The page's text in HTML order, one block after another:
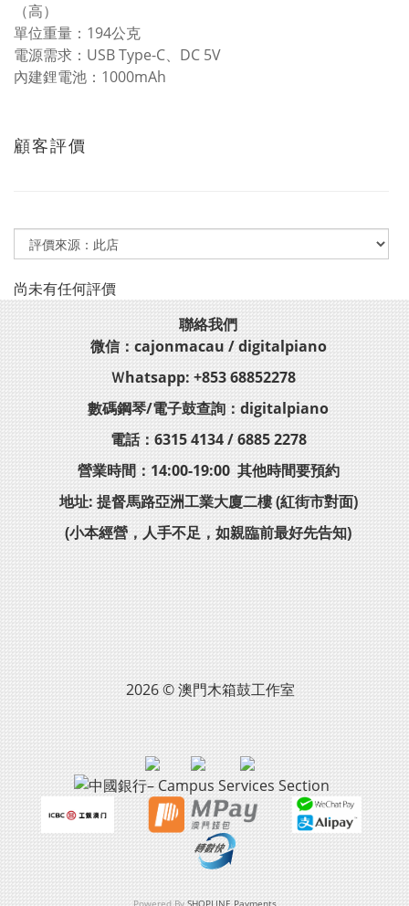
（高）
單位重量：194公克
電源需求：USB Type-C、DC 5V
內建鋰電池：1000mAh
顧客評價
尚未有任何評價
聯絡我們
微信：cajonmacau / digitalpiano
Ｗhatsapp: +853 68852278
數碼鋼琴/電子鼓查詢：digitalpiano
電話：6315 4134 / 6885 2278
營業時間：14:00-19:00 其他時間要預約
地址: 提督馬路亞洲工業大廈二樓 (紅街市對面)
(小本經營，人手不足，如親臨前最好先告知)
2026 © 澳門木箱鼓工作室
Powered By SHOPLINE Payments